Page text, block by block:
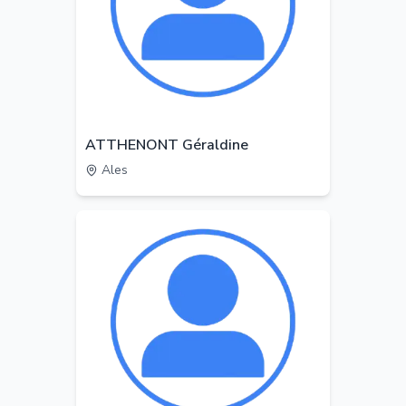
ATTHENONT Géraldine
Ales